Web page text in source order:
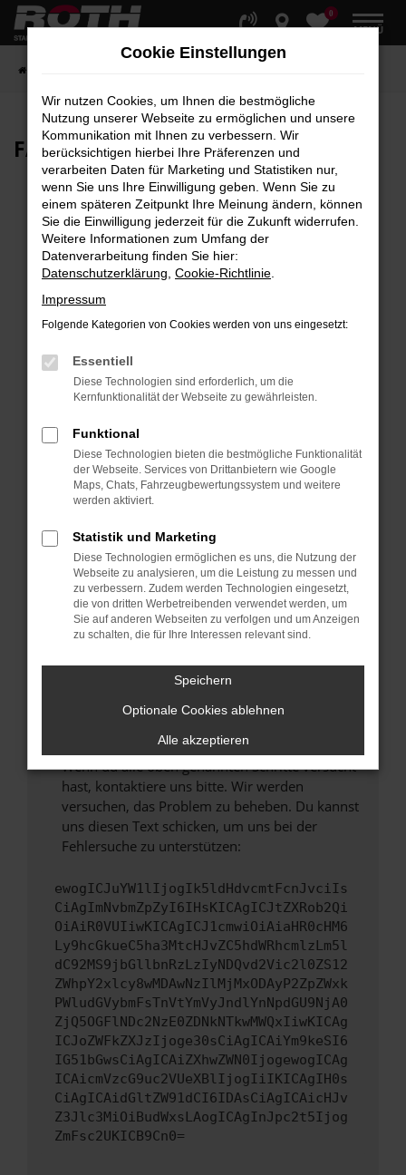
Zum
Hauptinhalt
0
MENÜ
FAHRZEUG-SHOWROOM
Fehler: Network Error
Beim Laden ist ein Fehler aufgetreten.
Hier sind ein paar Tipps, die dir helfen können:
Überprüfe deine Firewall und deine
Laden andere Webseiten, zum Beispiel deine
Suchmaschine?
Prüfe deine Browsererweiterungen.
Manche Erweiterungen, wie Werbeblocker,
können das Laden bestimmter Seiten
verhindern. Funktioniert die Seite in einem
anderen Browser oder in einem privaten
Fenster?
Starte dein Gerät neu.
Das kann manchmal helfen, vorübergehende
Probleme zu beheben.
Stelle sicher, dass dein Browser und dein
Betriebssystem auf dem neuesten Stand
sind.
Sicherheitsrisiko, sondern kann auch dazu
unterstützt werden.
Wende dich an den Webseitenbetreiber.
Wenn du alle oben genannten Schritte versucht
hast, kontaktiere uns bitte. Wir werden
versuchen, das Problem zu beheben. Du kannst
uns diesen Text schicken, um uns bei der
Fehlersuche zu unterstützen:
ewogICJuYW1lIjogIk5ldHdvcmtFcnJvciIs
CiAgImNvbmZpZyI6IHsKICAgICJtZXRob2Qi
OiAiR0VUIiwKICAgICJ1cmwiOiAiaHR0cHM6
Ly9hcGkueC5ha3MtcHJvZC5hdWRhcmlzLm5l
dC92MS9jbGllbnRzLzIyNDQvd2Vic2l0ZS12
ZWhpY2xlcy8wMDAwNzIlMjMxODAyP2ZpZWxk
PWludGVybmFsTnVtYmVyJndlYnNpdGU9NjA0
ZjQ5OGFlNDc2NzE0ZDNkNTkwMWQxIiwKICAg
ICJoZWFkZXJzIjoge30sCiAgICAiYm9keSI6
IG51bGwsCiAgICAiZXhwZWN0IjogewogICAg
ICAicmVzcG9uc2VUeXBlIjogIiIKICAgIH0s
CiAgICAidGltZW91dCI6IDAsCiAgICAicHJv
Z3Jlc3MiOiBudWxsLAogICAgInJpc2t5Ijog
ZmFsc2UKICB9Cn0=
Cookie Einstellungen
Wir nutzen Cookies, um Ihnen die bestmögliche
Nutzung unserer Webseite zu ermöglichen und unsere
Kommunikation mit Ihnen zu verbessern. Wir
berücksichtigen hierbei Ihre Präferenzen und
verarbeiten Daten für Marketing und Statistiken nur,
wenn Sie uns Ihre Einwilligung geben. Wenn Sie zu
einem späteren Zeitpunkt Ihre Meinung ändern, können
Sie die Einwilligung jederzeit für die Zukunft widerrufen.
Weitere Informationen zum Umfang der
Datenverarbeitung finden Sie hier:
Datenschutzerklärung Cookie-Richtlinie
Impressum
Folgende Kategorien von Cookies werden von uns eingesetzt:
Essentiell
Diese Technologien sind erforderlich, um die
Kernfunktionalität der Webseite zu gewährleisten.
Funktional
Diese Technologien bieten die bestmögliche Funktionalität
der Webseite. Services von Drittanbietern wie Google
Maps, Chats, Fahrzeugbewertungssystem und weitere
werden aktiviert.
Statistik und Marketing
Diese Technologien ermöglichen es uns, die Nutzung der
Webseite zu analysieren, um die Leistung zu messen und
zu verbessern. Zudem werden Technologien eingesetzt,
die von dritten Werbetreibenden verwendet werden, um
Sie auf anderen Webseiten zu verfolgen und um Anzeigen
zu schalten, die für Ihre Interessen relevant sind.
Speichern
Optionale Cookies ablehnen
Alle akzeptieren